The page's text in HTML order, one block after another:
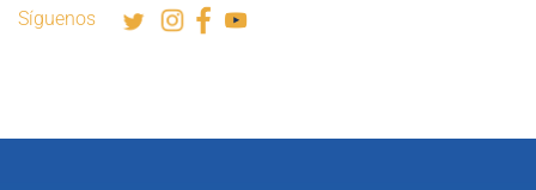
Síguenos